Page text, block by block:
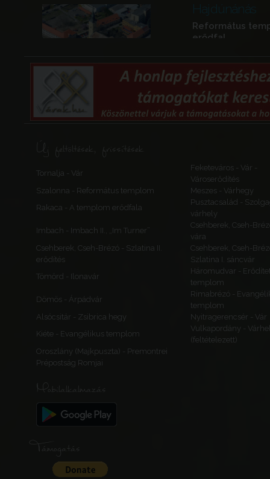
Hajdúnánás
Református
erődfal
Hajdú
Magyarország
Hajdú-Bihar
Hajdú
Zeleméri földvár,
Vadászok sánca
Magyarország
Hajdú-Bihar
Hajdú
Új feltöltések, frissítések
Tornalja - Vár
Feketeváros - Vár -
Városerődítés
Szalonna - Református templom
Meszes - Várhegy
Rakaca - A templom erődfala
Pusztacsalád -
várhely
Imbach - Imbach II., „Im Turner”
Csehberek, Cseh-
vára
Csehberek, Cseh-Brézó - Szlatina II.
erődítés
Csehberek, Cseh-
Szlatina I. sáncvár
Tömörd - Ilonavár
Háromudvar -
templom
Dömös - Árpádvár
Rimabrézó -
templom
Alsócsitár - Zsibrica hegy
Nyitragerencsér - Vár
Kiéte - Evangélikus templom
Vulkapordány -
(feltételezett)
Oroszlány (Majkpuszta) - Premontrei
Prépostság Romjai
Mobilalkalmazás
Támogatás